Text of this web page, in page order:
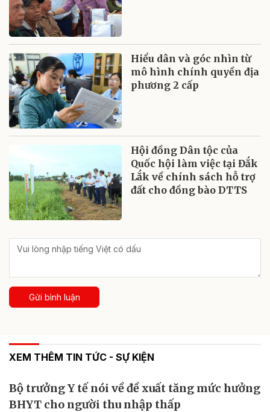
Hiểu dân và góc nhìn từ
mô hình chính quyền địa
phương 2 cấp
Hội đồng Dân tộc của
Quốc hội làm việc tại Đắk
Lắk về chính sách hỗ trợ
đất cho đồng bào DTTS
Gửi bình luận
XEM THÊM TIN TỨC - SỰ KIỆN
Bộ trưởng Y tế nói về đề xuất tăng mức hưởng
BHYT cho người thu nhập thấp